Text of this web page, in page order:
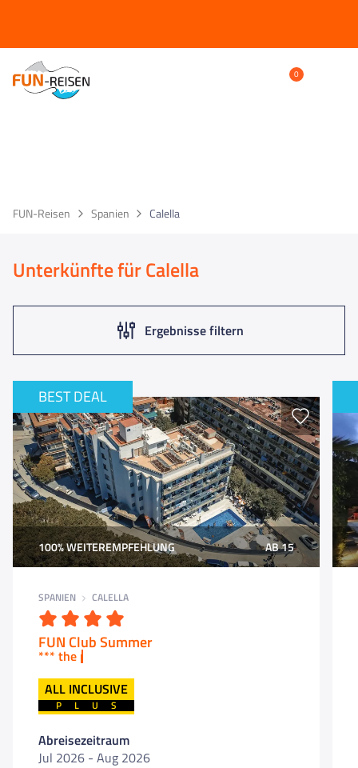
0
0Reise/n auf deiner Merkliste
Keine Reisen auf der Merkliste
FUN-Reisen Spanien Calella
Unterkünfte für Calella
Ergebnisse filtern
BEST DEAL
100% WEITEREMPFEHLUNG AB 15
SPANIEN CALELLA
FUN Club Summer
*** the place to be in Calella 2026 ***
ALL INCLUSIVE
PLUS
Abreisezeitraum
Jul 2026 - Aug 2026